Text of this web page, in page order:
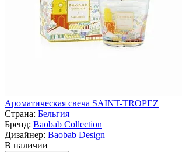
Ароматическая свеча SAINT-TROPEZ
Страна: Бельгия
Бренд: Baobab Collection
Дизайнер: Baobab Design
В наличии